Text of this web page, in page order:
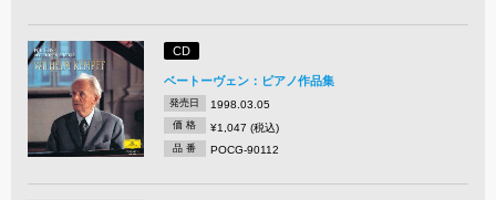
CD
ベートーヴェン：ピアノ作品集
発売日 1998.03.05
価 格 ¥1,047 (税込)
品 番 POCG-90112